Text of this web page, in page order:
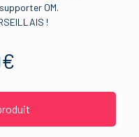
OM.
!
€